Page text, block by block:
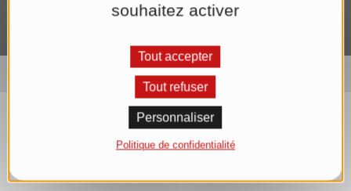
souhaitez activer
Tout accepter
Tout refuser
Personnaliser
Politique de confidentialité